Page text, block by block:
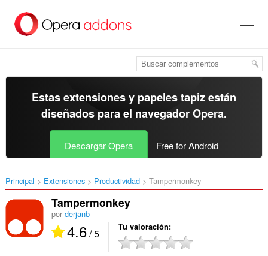
contenido
Estas extensiones y papeles tapiz están
diseñados para el navegador Opera.
Descargar Opera Free for Android
Principal Extensiones Productividad Tampermonkey‎
Tampermonkey
por derjanb
4.6/ 5 Tu valoración